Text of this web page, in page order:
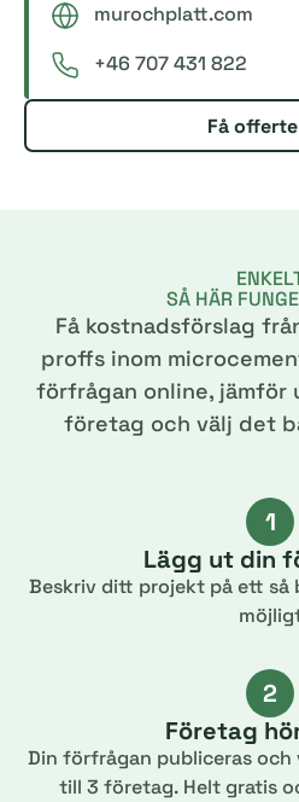
murochplatt.com
+46 707 431 822
Få
SÅ HÄR
Få kostnadsförslag
proffs inom
förfrågan online, jämför
företag och välj det
1
Lägg ut din
Beskriv ditt projekt på ett så
2
Företag
Din förfrågan publiceras och
till 3 företag. Helt gratis